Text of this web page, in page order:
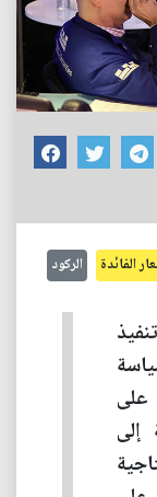
الفائدة الركود
على
إلى